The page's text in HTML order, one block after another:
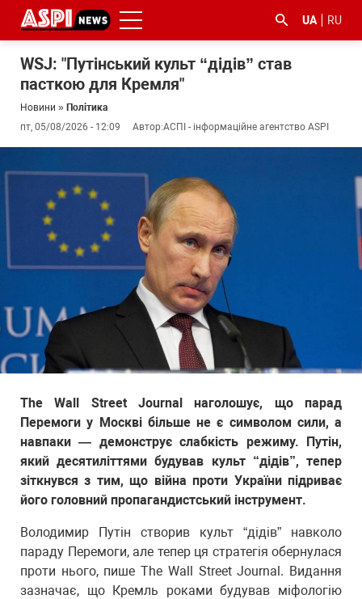
UA RU
WSJ: "Путінський культ “дідів” став
пасткою для Кремля"
Новини » Політика
пт, 05/08/2026 - 12:09
Автор:АСПІ - інформаційне агентство ASPI
The Wall Street Journal наголошує, що парад
Перемоги у Москві більше не є символом сили, а
навпаки — демонструє слабкість режиму. Путін,
який десятиліттями будував культ “дідів”, тепер
зіткнувся з тим, що війна проти України підриває
його головний пропагандистський інструмент.
Володимир Путін створив культ “дідів” навколо
параду Перемоги, але тепер ця стратегія обернулася
проти нього, пише The Wall Street Journal. Видання
зазначає, що Кремль роками будував міфологію
#боротьба
з
корупцією
#ДФС #Київ